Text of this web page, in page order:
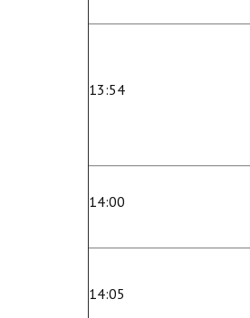
13:54
14:00
14:05